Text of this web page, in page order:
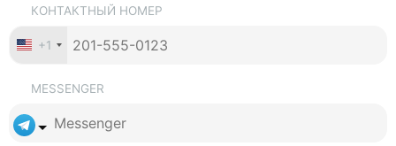
КОНТАКТНЫЙ НОМЕР
+1
MESSENGER